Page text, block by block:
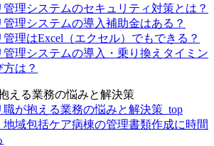
管理システムのセキュリティ対策とは？
管理システムの導入補助金はある？
管理はExcel（エクセル）でもできる？
管理システムの導入・乗り換えタイミン
は？
える業務の悩みと解決策
職が抱える業務の悩みと解決策_top
地域包括ケア病棟の管理書類作成に時間